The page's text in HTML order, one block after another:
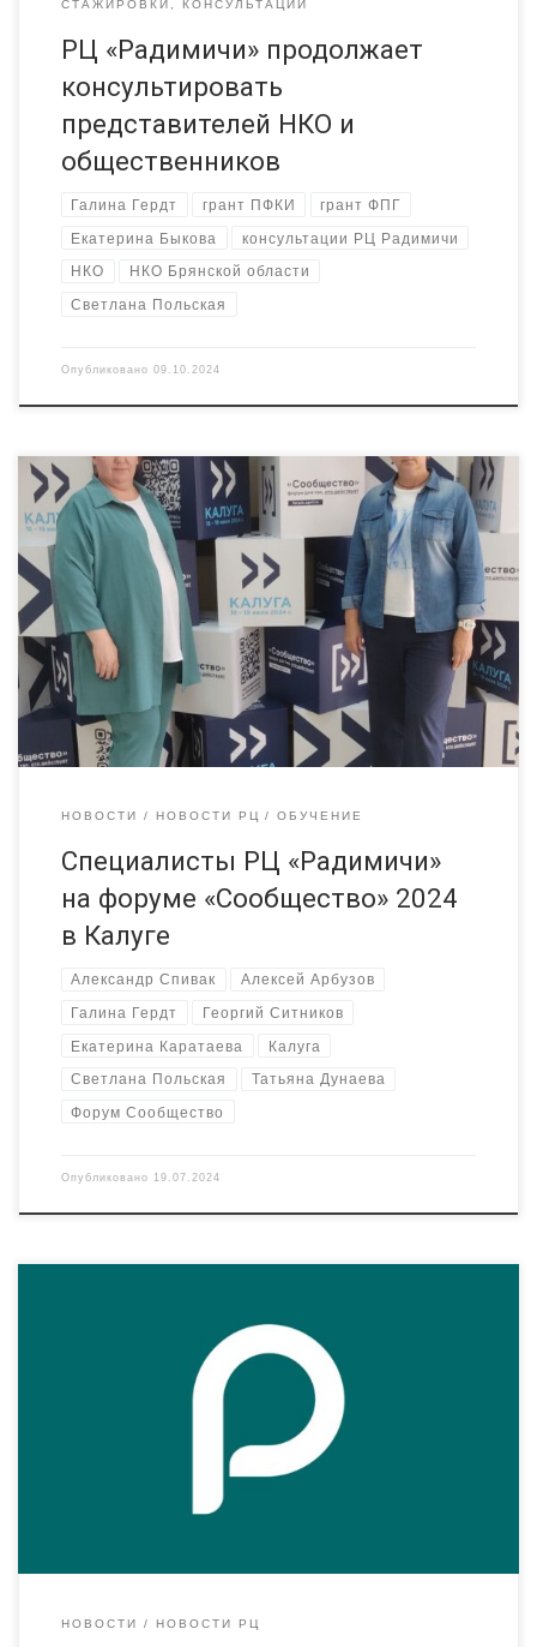
СТАЖИРОВКИ, КОНСУЛЬТАЦИИ
РЦ «Радимичи» продолжает
консультировать
представителей НКО и
общественников
Галина Гердт грант ПФКИ грант ФПГ
Екатерина Быкова консультации РЦ Радимичи
НКО НКО Брянской области
Светлана Польская
Опубликовано 09.10.2024
В течение двух дней 18-19 июля в Калуге проходит Форум
«Сообщество» / 18-19 июля, Калуга Этот форум — культовое
мероприятие для представителей некоммерческого сектора
экономики, в течение года он проходит в нескольких регионах
России и в конце года — финальный на одной из территорий.
Программа открытой площадки в Калуге для знакомства, […]
НОВОСТИ НОВОСТИ РЦ ОБУЧЕНИЕ
Специалисты РЦ «Радимичи»
на форуме «Сообщество» 2024
в Калуге
Александр Спивак Алексей Арбузов
Галина Гердт Георгий Ситников
Екатерина Каратаева Калуга
Светлана Польская Татьяна Дунаева
Форум Сообщество
Опубликовано 19.07.2024
разработан в рамках реализации грантового проекта
“Ресурсный центр “Радимичи” – системное сотрудничество
для устойчивого развития институтов гражданского
общества”, который реализуется при поддержке ФПГ.
Команда «Радимичей» выбрала за основные цвета
бирюзовый и песочный. Помимо собственно логотипа
обновилась и упаковка наших проектов. Мы провели
голосование среди […]
НОВОСТИ НОВОСТИ РЦ